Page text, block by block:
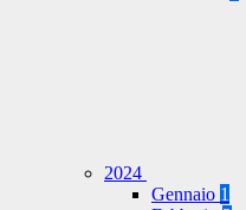
2024
Gennaio 1